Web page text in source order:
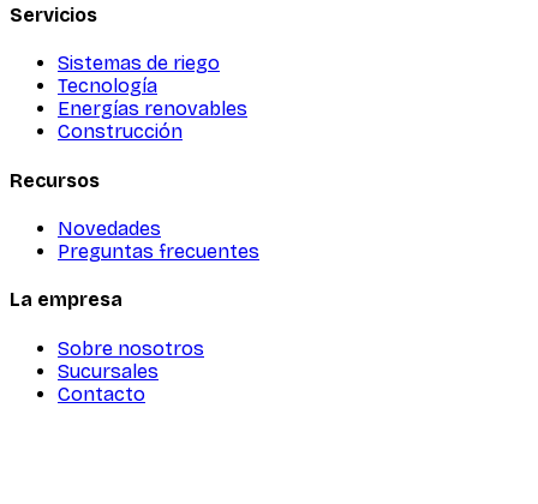
Servicios
Sistemas de riego
Tecnología
Energías renovables
Construcción
Recursos
Novedades
Preguntas frecuentes
La empresa
Sobre nosotros
Sucursales
Contacto